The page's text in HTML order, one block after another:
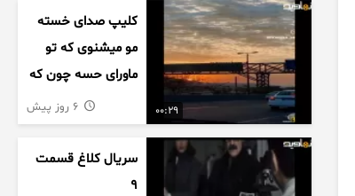
00:29
کلیپ صدای خسته
مو میشنوی که تو
ماورای حسه چون که
داریم می رسیم به
اخرای قصه
سریال کلاغ قسمت
9